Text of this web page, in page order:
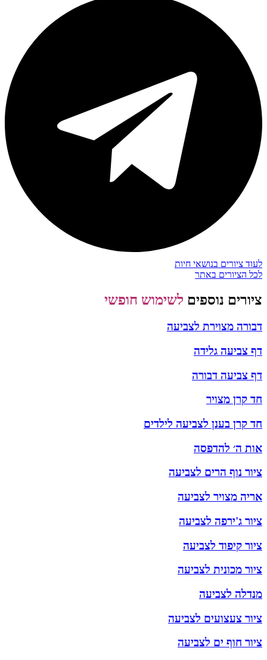
לעוד ציורים בנושאי חיות
לכל הציורים באתר
ציורים נוספים לשימוש חופשי
דבורה מצוירת לצביעה
דף צביעה גלידה
דף צביעה דבורה
חד קרן מצויר
חד קרן בענן לצביעה לילדים
אות ה׳ להדפסה
ציור נוף הרים לצביעה
אריה מצויר לצביעה
ציור ג'ירפה לצביעה
ציור קיפוד לצביעה
ציור מכונית לצביעה
מנדלה לצביעה
ציור צעצועים לצביעה
ציור חוף ים לצביעה